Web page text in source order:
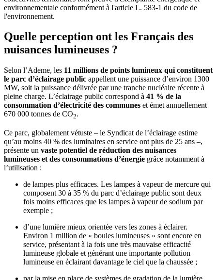
environnementale conformément à l'article L. 583-1 du code de
l'environnement.
Quelle perception ont les Français des
nuisances lumineuses ?
Selon l’Ademe, les 11 millions de points lumineux qui constituent
le parc d’éclairage public appellent une puissance d’environ 1300
MW, soit la puissance délivrée par une tranche nucléaire récente à
pleine charge. L’éclairage public correspond à 41 % de la
consommation d’électricité des communes et émet annuellement
670 000 tonnes de CO2.
Ce parc, globalement vétuste – le Syndicat de l’éclairage estime
qu’au moins 40 % des luminaires en service ont plus de 25 ans –,
présente un vaste potentiel de réduction des nuisances
lumineuses et des consommations d’énergie grâce notamment à
l’utilisation :
de lampes plus efficaces. Les lampes à vapeur de mercure qui
composent 30 à 35 % du parc d’éclairage public sont deux
fois moins efficaces que les lampes à vapeur de sodium par
exemple ;
d’une lumière mieux orientée vers les zones à éclairer.
Environ 1 million de « boules lumineuses » sont encore en
service, présentant à la fois une très mauvaise efficacité
lumineuse globale et générant une importante pollution
lumineuse en éclairant davantage le ciel que la chaussée ;
par la mise en place de systèmes de gradation de la lumière,